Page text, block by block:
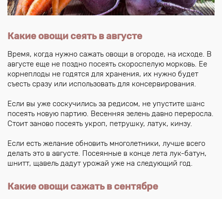
Какие овощи сеять в августе
Время, когда нужно сажать овощи в огороде, на исходе. В
августе еще не поздно посеять скороспелую морковь. Ее
корнеплоды не годятся для хранения, их нужно будет
съесть сразу или использовать для консервирования.
Если вы уже соскучились за редисом, не упустите шанс
посеять новую партию. Весенняя зелень давно переросла.
Стоит заново посеять укроп, петрушку, латук, кинзу.
Если есть желание обновить многолетники, лучше всего
делать это в августе. Посеянные в конце лета лук-батун,
шнитт, щавель дадут урожай уже на следующий год.
Какие овощи сажать в сентябре